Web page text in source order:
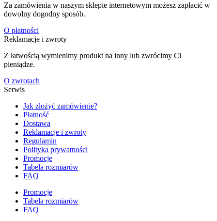
Za zamówienia w naszym sklepie internetowym możesz zapłacić w
dowolny dogodny sposób.
O płatności
Reklamacje i zwroty
Z łatwością wymienimy produkt na inny lub zwrócimy Ci
pieniądze.
O zwrotach
Serwis
Jak złożyć zamówienie?
Płatność
Dostawa
Reklamacje i zwroty
Regulamin
Polityka prywatności
Promocje
Tabela rozmiarów
FAQ
Promocje
Tabela rozmiarów
FAQ